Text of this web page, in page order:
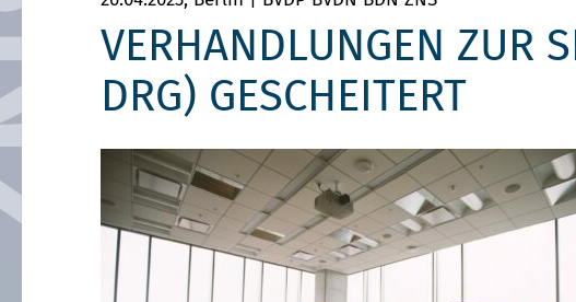
VERHANDLUNGEN ZUR
DRG) GESCHEITERT